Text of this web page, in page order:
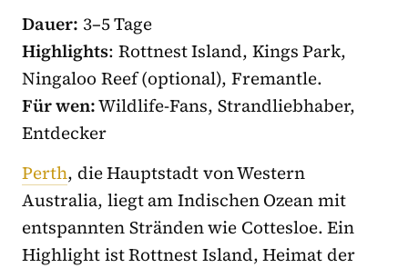
Dauer: 3–5 Tage
Highlights: Rottnest Island, Kings Park,
Ningaloo Reef (optional), Fremantle.
Für wen:Wildlife-Fans, Strandliebhaber,
Entdecker
Perth, die Hauptstadt von Western
Australia, liegt am Indischen Ozean mit
entspannten Stränden wie Cottesloe. Ein
Highlight ist Rottnest Island, Heimat der